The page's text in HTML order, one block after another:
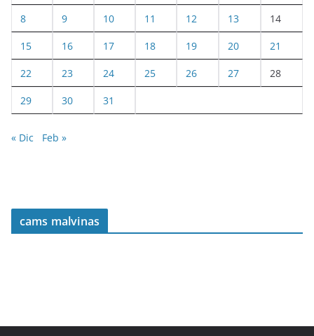
8 9 10 11 12 13 14
15 16 17 18 19 20 21
22 23 24 25 26 27 28
29 30 31
« Dic Feb »
cams malvinas